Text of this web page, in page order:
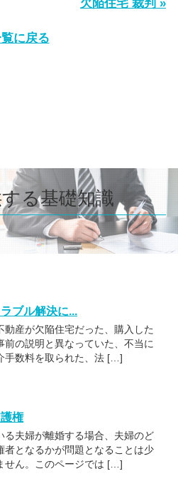
欠陥住宅 裁判 »
に戻る
る基礎知識
ブル解決に...
動産が欠陥住宅だった、購入した
前の説明と異なっていた、不当に
手数料を取られた、法 […]
権
る夫婦が離婚する場合、夫婦のど
者となるかが問題となることは少
せん。このページでは […]